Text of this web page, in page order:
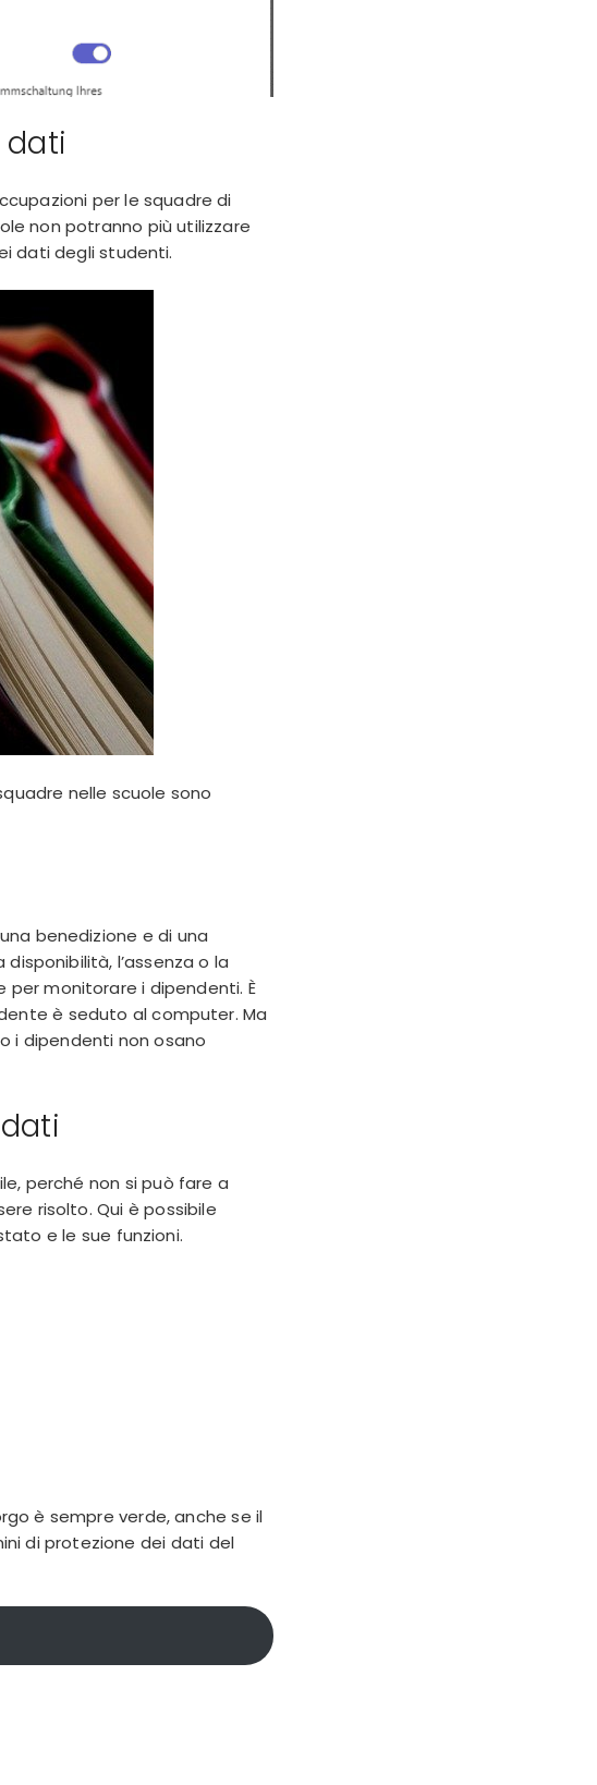
dati
per le squadre di
non potranno più utilizzare
dati degli studenti.
nelle scuole sono
benedizione e di una
l’assenza o la
monitorare i dipendenti. È
è seduto al computer. Ma
i dipendenti non osano
perché non si può fare a
risolto. Qui è possibile
e le sue funzioni.
è sempre verde, anche se il
di protezione dei dati del